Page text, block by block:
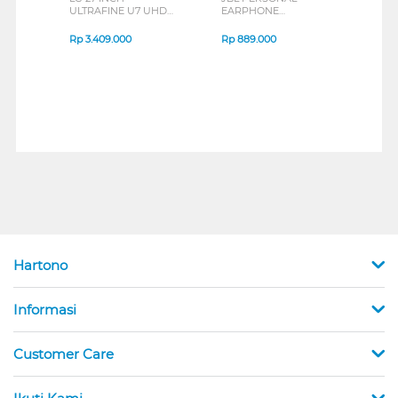
ULTRAFINE U7 UHD
B_G3
Rp3.409.000
EARPHONE
SERIES
Rp889.000
Hartono
Informasi
Customer Care